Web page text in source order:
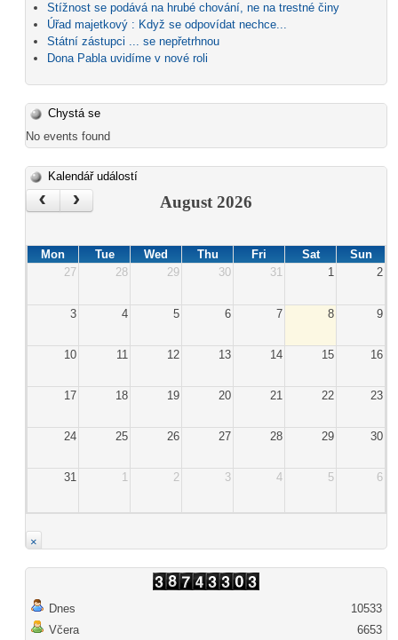
Stížnost se podává na hrubé chování, ne na trestné činy
Úřad majetkový : Když se odpovídat nechce...
Státní zástupci ... se nepřetrhnou
Dona Pabla uvidíme v nové roli
Chystá se
No events found
Kalendář událostí
‹ › August 2026
Mon Tue Wed Thu Fri Sat
Sun
27
28 29 30 31 1 2
3 4 5 6 7 8 9
10 11 12 13 14 15 16
17 18 19 20 21 22 23
24 25 26 27 28 29 30
31 1 2 3 4 5 6
×
Dnes
Včera
10533
6653